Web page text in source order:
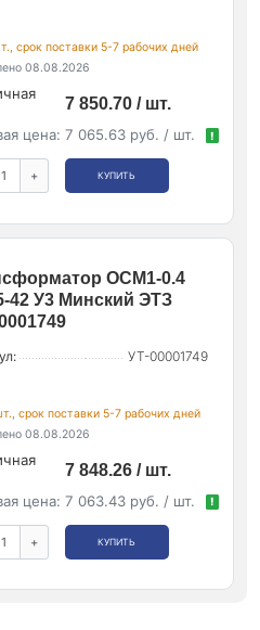
срок поставки 5-7 рабочих дней
08.08.2026
7 850.70 / шт.
цена: 7 065.63 руб. / шт. !
+ КУПИТЬ
ОСМ1-0.4
42 У3 Минский ЭТЗ
УТ-00001749
срок поставки 5-7 рабочих дней
08.08.2026
7 848.26 / шт.
цена: 7 063.43 руб. / шт. !
+ КУПИТЬ